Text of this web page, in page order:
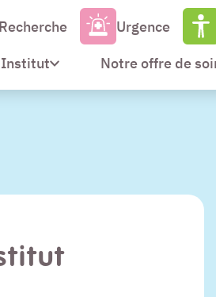
Notre offre de
Recherche Urgence